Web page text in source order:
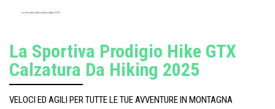
La Sportiva Prodigio Hike GTX
La Sportiva Prodigio Hike GTX
Calzatura Da Hiking 2025
VELOCI ED AGILI PER TUTTE LE TUE AVVENTURE IN MONTAGNA